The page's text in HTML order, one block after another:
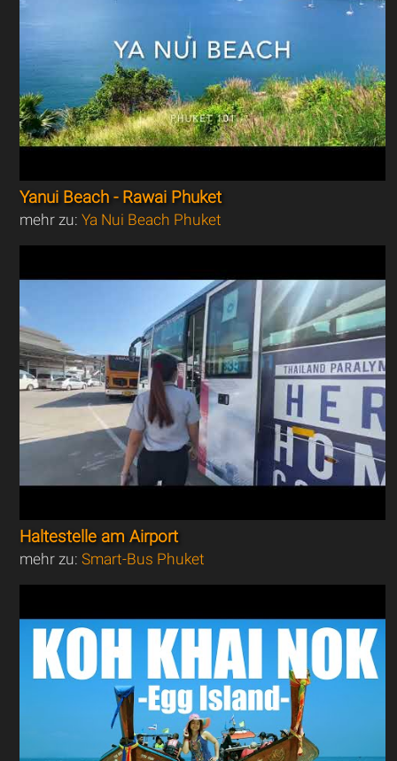
Yanui Beach - Rawai Phuket
mehr zu:Ya Nui Beach Phuket
Haltestelle am Airport
mehr zu:Smart-Bus Phuket